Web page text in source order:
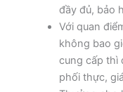
đầy đủ, bảo
Với quan
không bao
cung cấp thì
phối thực,